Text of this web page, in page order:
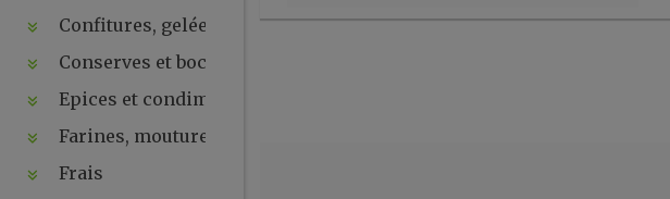
Confitures, gelées, compotes, purées, pâtes à tartiner, ...
Conserves et bocaux
Epices et condiments
Farines, moutures et levures
Frais